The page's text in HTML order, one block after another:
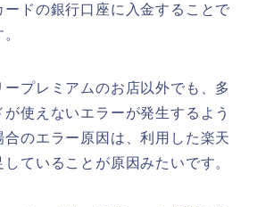
ードの銀行口座に入金することで
プレミアムのお店以外でも、多
が使えないエラーが発生するよう
のエラー原因は、利用した楽天
ていることが原因みたいです。